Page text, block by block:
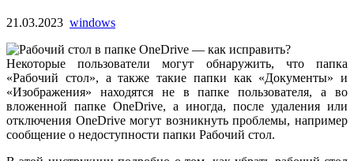
21.03.2023 windows
Некоторые пользователи могут обнаружить, что папка
«Рабочий стол», а также такие папки как «Документы» и
«Изображения» находятся не в папке пользователя, а во
вложенной папке OneDrive, а иногда, после удаления или
отключения OneDrive могут возникнуть проблемы, например
сообщение о недоступности папки Рабочий стол.